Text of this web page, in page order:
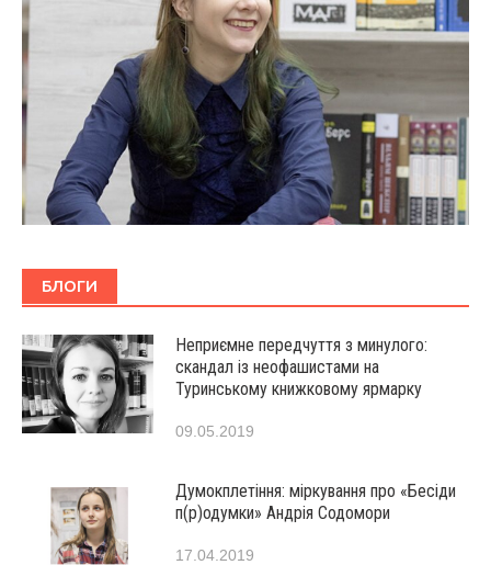
БЛОГИ
Неприємне передчуття з минулого:
скандал із неофашистами на
Туринському книжковому ярмарку
09.05.2019
Думокплетіння: міркування про «Бесіди
п(р)одумки» Андрія Содомори
17.04.2019